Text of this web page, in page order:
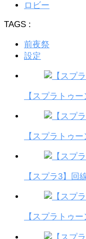
ロビー
TAGS :
前夜祭
設定
【スプラトゥ
【スプラトゥ
【スプラ3】
【スプラトゥ